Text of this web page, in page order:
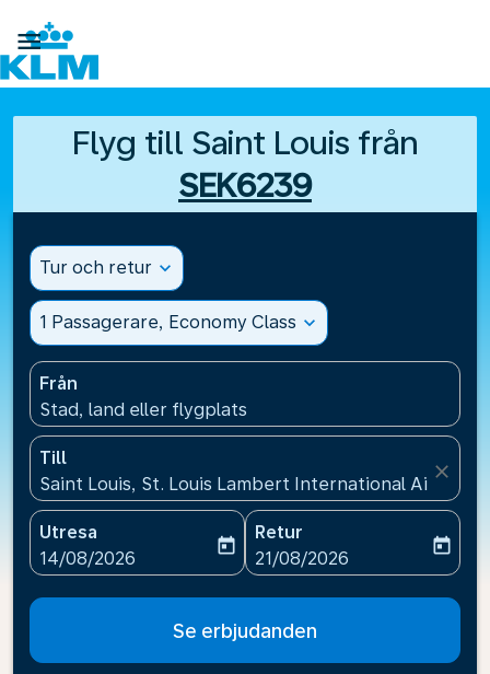

Flyg till Saint Louis från
SEK6239
Tur och retur expand_more
1 Passagerare, Economy Class expand_more
Från
Stad, land eller flygplats
Till
Saint Louis, St. Louis Lambert International
close
Utresa
fc-booking-departure-date-aria-label
14/08/2026
today
Retur
fc-booking-return-date-
21/08/2026
today
Se erbjudanden